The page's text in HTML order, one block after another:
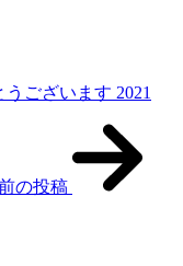
ございます 2021
の投稿